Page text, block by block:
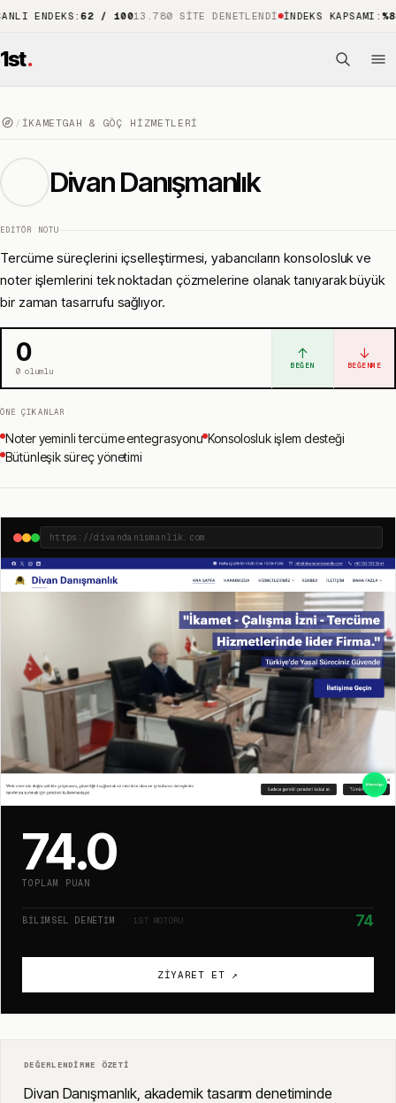
:62 / 100 13.780 SITE DENETLENDI İNDEKS KAPSAMI:%88
1st.
/ İKAMETGAH & GÖÇ HIZMETLERI
Divan Danışmanlık
EDITÖR NOTU
Tercüme süreçlerini içselleştirmesi, yabancıların konsolosluk ve
noter işlemlerini tek noktadan çözmelerine olanak tanıyarak büyük
bir zaman tasarrufu sağlıyor.
0
0olumlu
↑
BEĞEN
↓
BEĞENME
ÖNE ÇIKANLAR
Noter yeminli tercüme entegrasyonu Konsolosluk işlem desteği
Bütünleşik süreç yönetimi
https://divandanismanlik.com
74.0
TOPLAM PUAN
BILIMSEL DENETIM · 1ST MOTORU 74
ZIYARET ET ↗
DEĞERLENDIRME ÖZETI
Divan Danışmanlık, akademik tasarım denetiminde